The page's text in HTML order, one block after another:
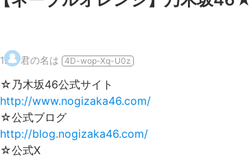
1. 君の名は 4D-wop-Xq-U0z
☆乃木坂46公式サイト
http://www.nogizaka46.com/
☆公式ブログ
http://blog.nogizaka46.com/
☆公式X